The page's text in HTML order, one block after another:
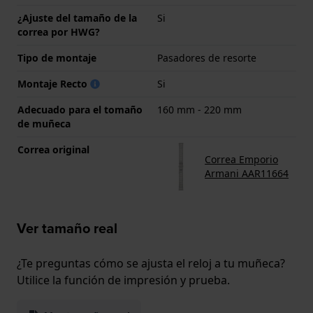
¿Ajuste del tamaño de la
correa por HWG?
Si
Tipo de montaje
Pasadores de resorte
Montaje Recto
Si
Adecuado para el tomaño
de muñeca
160 mm - 220 mm
Correa original
Correa Emporio
Armani AAR11664
Ver tamaño real
¿Te preguntas cómo se ajusta el reloj a tu muñeca?
Utilice la función de impresión y prueba.